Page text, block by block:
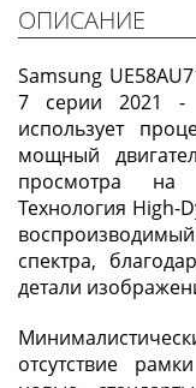
ОПИСАНИЕ
Samsung
7 серии 2021 -
использует
мощный
просмотра на
Технология High-
спектра,
детали
отсутствие